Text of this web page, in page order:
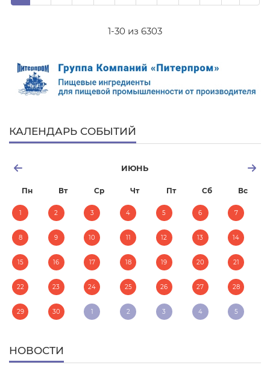
1-30 из 6303
КАЛЕНДАРЬ СОБЫТИЙ
ИЮНЬ
Пн Вт Ср Чт Пт Сб Вс
1 2 3 4 5 6 7
8 9 10 11 12 13 14
15 16 17 18 19 20 21
22 23 24 25 26 27 28
29 30 1 2 3 4 5
НОВОСТИ